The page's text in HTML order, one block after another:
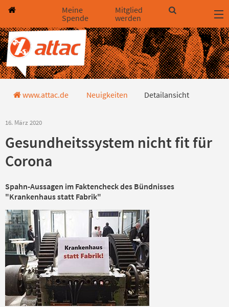
Direkt zum Hauptinhalt springen
Direkt zur Haupt-Navigation springen
Direkt zur Service-Navigation springen
Direkt zur Footer-Navigation springen
Direkt zum Footerinhalt springen
Meine
Spende
Mitglied
werden
Detailansicht
www.attac.de Neuigkeiten Detailansicht
16. März 2020
Gesundheitssystem nicht fit für
Corona
Spahn-Aussagen im Faktencheck des Bündnisses
"Krankenhaus statt Fabrik"